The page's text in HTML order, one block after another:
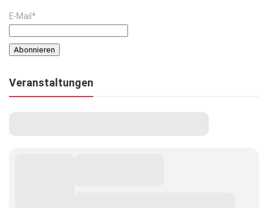
E-Mail*
Veranstaltungen